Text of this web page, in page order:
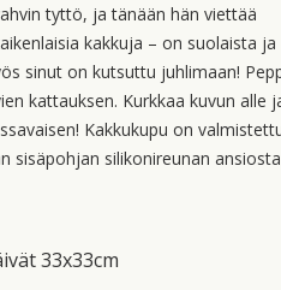
tyttö, ja tänään hän viettää
kakkuja – on suolaista ja
sinut on kutsuttu juhlimaan!
kattauksen. Kurkkaa kuvun alle
Kakkukupu on
sisäpohjan silikonireunan ansiosta
33x33cm